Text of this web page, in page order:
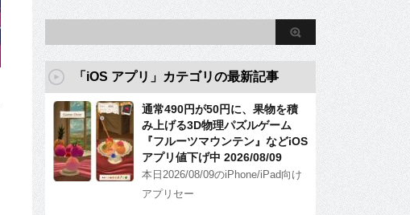
「iOS アプリ」カテゴリの最新記事
通常490円が50円に、果物を積
み上げる3D物理パズルゲーム
『フルーツマウンテン』などiOS
アプリ値下げ中 2026/08/09
本日2026/08/09のiPhone/iPad向け
アプリセー